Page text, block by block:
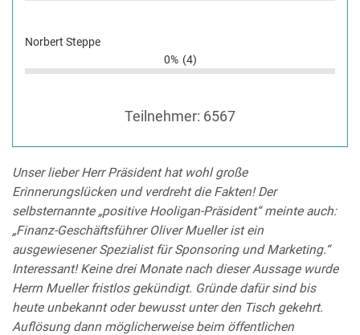
Norbert Steppe
0% (4)
Teilnehmer: 6567
Unser lieber Herr Präsident hat wohl große
Erinnerungslücken und verdreht die Fakten! Der
selbsternannte „positive Hooligan-Präsident“ meinte auch:
„Finanz-Geschäftsführer Oliver Mueller ist ein
ausgewiesener Spezialist für Sponsoring und Marketing.“
Interessant! Keine drei Monate nach dieser Aussage wurde
Herrn Mueller fristlos gekündigt. Gründe dafür sind bis
heute unbekannt oder bewusst unter den Tisch gekehrt.
Auflösung dann möglicherweise beim öffentlichen